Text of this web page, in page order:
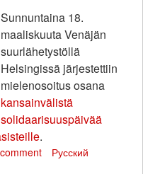
Sunnuntaina 18.
maaliskuuta Venäjän
suurlähetystöllä
Helsingissä järjestettiin
mielenosoitus osana
kansainvälistä
solidaarisuuspäivää
.
Русский